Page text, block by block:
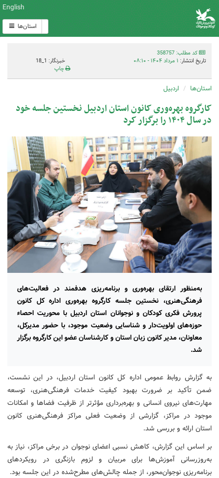
English
استان‌ها
کد مطلب: 358757
تاریخ انتشار: ۱ مرداد ۱۴۰۴ - ۰۸:۱۰
خبرنگار: 1_18
چاپ
استان‌ها اردبیل
کارگروه بهره‌وری کانون استان اردبیل نخستین جلسه خود
در سال ۱۴۰۴ را برگزار کرد
به‌منظور ارتقای بهره‌وری و برنامه‌ریزی هدفمند در فعالیت‌های
فرهنگی‌هنری، نخستین جلسه کارگروه بهره‌وری اداره کل کانون
پرورش فکری کودکان و نوجوانان استان اردبیل با محوریت احصاء
حوزه‌های اولویت‌دار و شناسایی وضعیت موجود، با حضور مدیرکل،
معاونان، مدیر کانون زبان استان و کارشناسان عضو این کارگروه برگزار
شد.
به گزارش روابط عمومی اداره کل کانون استان اردبیل، در این نشست،
ضمن تأکید بر ضرورت بهبود کیفیت خدمات فرهنگی‌هنری، توسعه
مهارت‌های نیروی انسانی و بهره‌برداری مؤثرتر از ظرفیت فضاها و امکانات
موجود در مراکز، گزارشی از وضعیت فعلی مراکز فرهنگی‌هنری کانون
استان ارائه و بررسی شد.
بر اساس این گزارش، کاهش نسبی اعضای نوجوان در برخی مراکز، نیاز به
به‌روزرسانی آموزش‌ها برای مربیان و لزوم بازنگری در رویکردهای
برنامه‌ریزی نوجوان‌محور، از جمله چالش‌های مطرح‌شده در این جلسه بود.